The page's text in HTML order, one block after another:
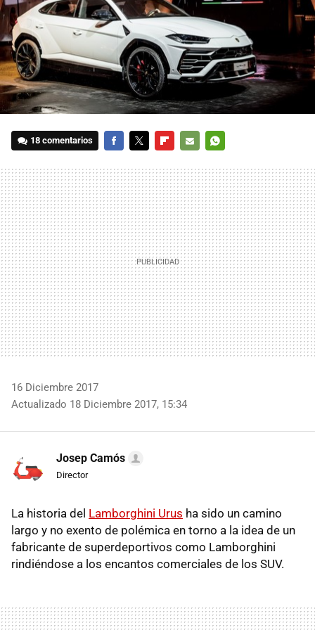
18 comentarios
MAIL
16 Diciembre 2017
Actualizado 18 Diciembre 2017, 15:34
Josep Camós
Director
La historia del Lamborghini Urus ha sido un camino
largo y no exento de polémica en torno a la idea de un
fabricante de superdeportivos como Lamborghini
rindiéndose a los encantos comerciales de los SUV.